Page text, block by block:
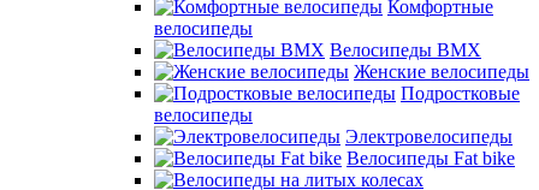
Комфортные
велосипеды
Велосипеды BMX
Женские велосипеды
Подростковые
велосипеды
Электровелосипеды
Велосипеды Fat bike